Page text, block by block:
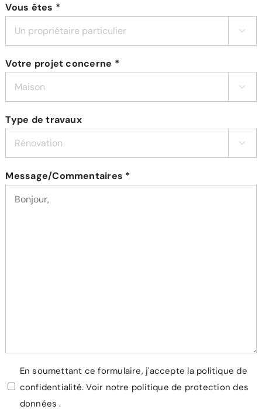
Vous êtes *

Votre projet concerne *

Type de travaux

Message/Commentaires *
privée
En soumettant ce formulaire, j'accepte la politique de
confidentialité.Voir notre politique de protection des
données .